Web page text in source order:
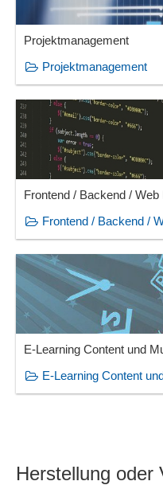
Projektmanagement
Projektmanagement
Frontend / Backend /
Frontend / Backend /
E-Learning Content und
E-Learning Content
Herstellung oder